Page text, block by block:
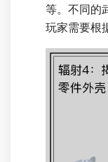
等。不同的
玩家需要根